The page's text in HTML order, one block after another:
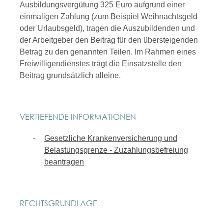
Ausbildungsvergütung 325 Euro aufgrund einer
einmaligen Zahlung (zum Beispiel Weihnachtsgeld
oder Urlaubsgeld), tragen die Auszubildenden und
der Arbeitgeber den Beitrag für den übersteigenden
Betrag zu den genannten Teilen. Im Rahmen eines
Freiwilligendienstes trägt die Einsatzstelle den
Beitrag grundsätzlich alleine.
VERTIEFENDE INFORMATIONEN
Gesetzliche Krankenversicherung und
Belastungsgrenze - Zuzahlungsbefreiung
beantragen
RECHTSGRUNDLAGE